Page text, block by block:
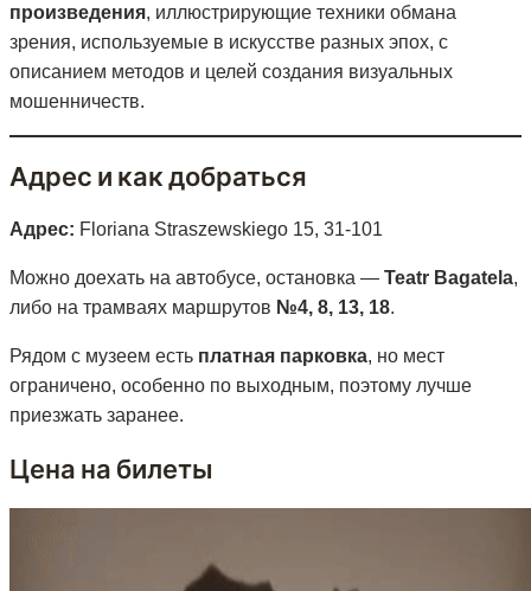
произведения, иллюстрирующие техники обмана
зрения, используемые в искусстве разных эпох, с
описанием методов и целей создания визуальных
мошенничеств.
Адрес и как добраться
Адрес: Floriana Straszewskiego 15, 31-101
Можно доехать на автобусе, остановка — Teatr Bagatela,
либо на трамваях маршрутов №4, 8, 13, 18.
Рядом с музеем есть платная парковка, но мест
ограничено, особенно по выходным, поэтому лучше
приезжать заранее.
Цена на билеты